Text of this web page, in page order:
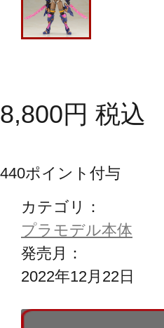
8,800円 税込
440ポイント付与
カテゴリ：
プラモデル本体
発売月：
2022年12月22日